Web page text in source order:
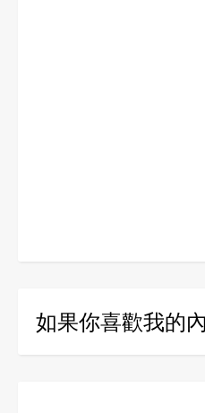
如果你喜歡我的